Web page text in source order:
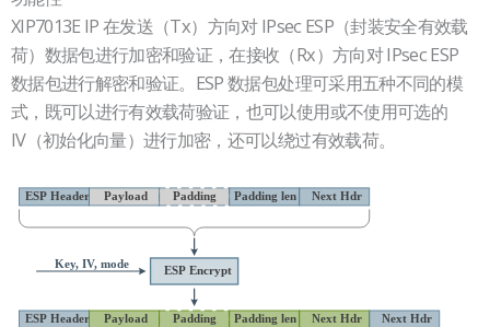
空
标
题
XIP7013E IP 在发送（Tx）方向对 IPsec ESP（封装安全有效载
荷）数据包进行加密和验证，在接收（Rx）方向对 IPsec ESP
数据包进行解密和验证。ESP 数据包处理可采用五种不同的模
式，既可以进行有效载荷验证，也可以使用或不使用可选的
IV（初始化向量）进行加密，还可以绕过有效载荷。
标
题
标
题